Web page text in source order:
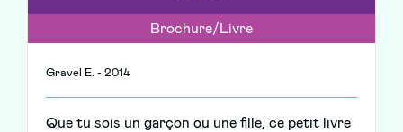
Brochure/Livre
Gravel E. - 2014
Que tu sois un garçon ou une fille, ce petit livre